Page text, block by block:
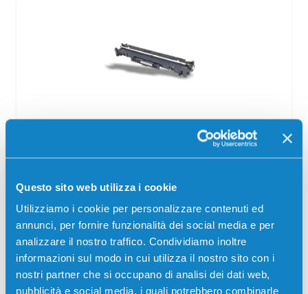
Questo sito web utilizza i cookie
Utilizziamo i cookie per personalizzare contenuti ed
annunci, per fornire funzionalità dei social media e per
analizzare il nostro traffico. Condividiamo inoltre
informazioni sul modo in cui utilizza il nostro sito con i
nostri partner che si occupano di analisi dei dati web,
pubblicità e social media, i quali potrebbero combinarle
Tamburo compatibile Hp CF232A 32A
Tamburo compatibile Hp CF232A 32A NERO 23000
pagine per Stampanti: Hp LASERJET PRO M118DW, Hp
LASERJET PRO M148DW, Hp LASERJET PRO M148FDW,
Hp LASERJET PRO…